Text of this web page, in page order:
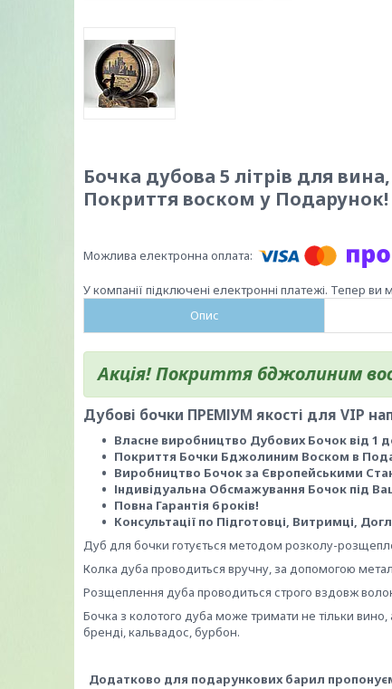
Бочка дубова 5 літрів для
Покриття воском у Подарунок!
У компанії підключені електронні платежі. Тепер
Опис
Акція! Покриття бджолиним
Дубові бочки ПРЕМІУМ якості для VIP
Власне виробництво Дубових Бочок від 1
Покриття Бочки Бджолиним Воском в
Виробництво Бочок за Європейськими
Індивідуальна Обсмажування Бочок під
Повна Гарантія 6 років!
Консультації по Підготовці, Витримці,
Дуб для бочки готується методом розколу-
Колка дуба проводиться вручну, за допомогою
Розщеплення дуба проводиться строго вздовж
Бочка з колотого дуба може тримати не тільки вино, а
бренді, кальвадос, бурбон.
Додатково для подарункових барил